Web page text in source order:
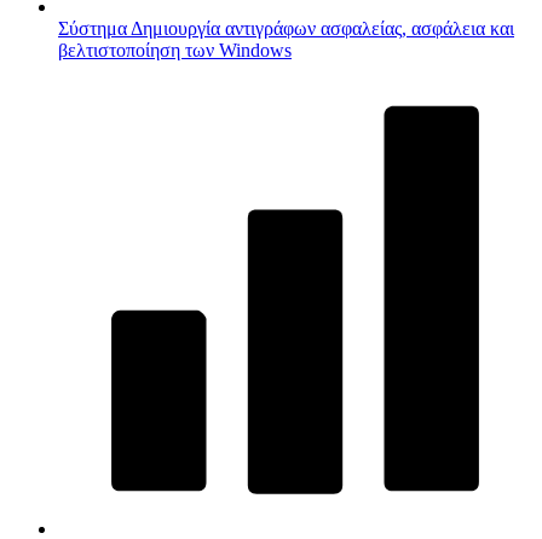
Σύστημα Δημιουργία αντιγράφων ασφαλείας, ασφάλεια και
βελτιστοποίηση των Windows